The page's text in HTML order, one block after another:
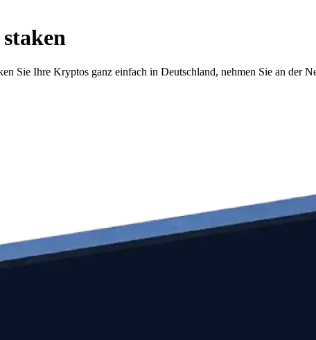
Sie Ihre Kryptos ganz einfach in Deutschland, nehmen Sie an der